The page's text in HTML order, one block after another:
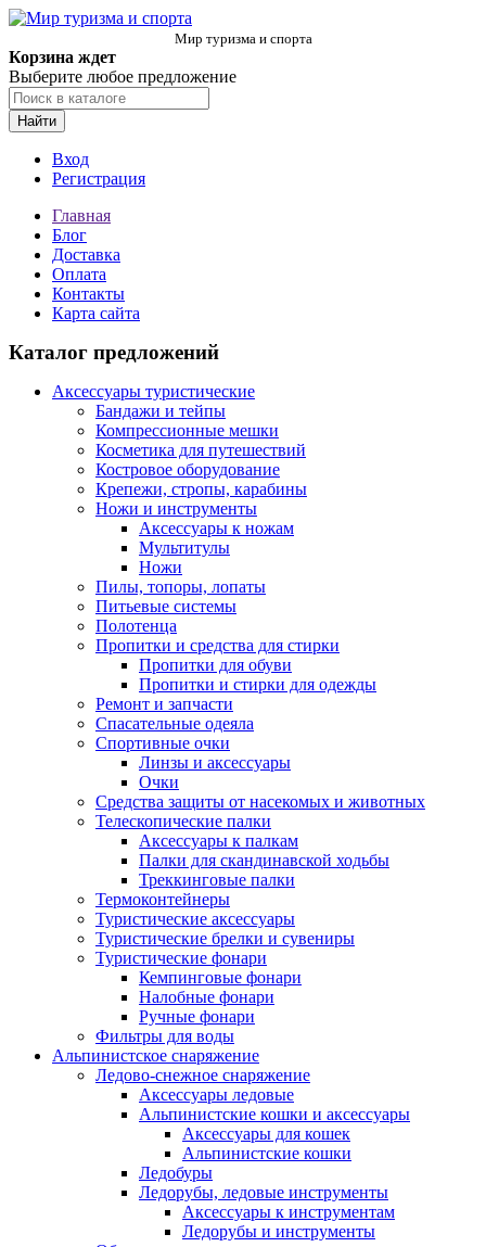
Мир туризма и спорта
Корзина ждет
Выберите любое предложение
Найти
Вход
Регистрация
Главная
Блог
Доставка
Оплата
Контакты
Карта сайта
Каталог предложений
Аксессуары туристические
Бандажи и тейпы
Компрессионные мешки
Косметика для путешествий
Костровое оборудование
Крепежи, стропы, карабины
Ножи и инструменты
Аксессуары к ножам
Мультитулы
Ножи
Пилы, топоры, лопаты
Питьевые системы
Полотенца
Пропитки и средства для стирки
Пропитки для обуви
Пропитки и стирки для одежды
Ремонт и запчасти
Спасательные одеяла
Спортивные очки
Линзы и аксессуары
Очки
Средства защиты от насекомых и животных
Телескопические палки
Аксессуары к палкам
Палки для скандинавской ходьбы
Треккинговые палки
Термоконтейнеры
Туристические аксессуары
Туристические брелки и сувениры
Туристические фонари
Кемпинговые фонари
Налобные фонари
Ручные фонари
Фильтры для воды
Альпинистское снаряжение
Ледово-снежное снаряжение
Аксессуары ледовые
Альпинистские кошки и аксессуары
Аксессуары для кошек
Альпинистские кошки
Ледобуры
Ледорубы, ледовые инструменты
Аксессуары к инструментам
Ледорубы и инструменты